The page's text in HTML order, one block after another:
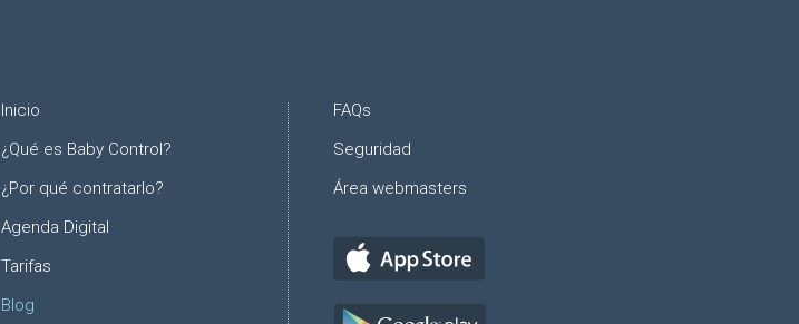
Inicio
¿Qué es Baby Control?
¿Por qué contratarlo?
Agenda Digital
Tarifas
Blog
FAQs
Seguridad
Área webmasters